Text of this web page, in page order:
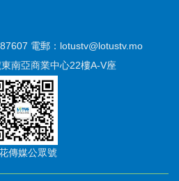
電郵：lotustv@lotustv.mo
南亞商業中心22樓A-V座
傳媒公眾號